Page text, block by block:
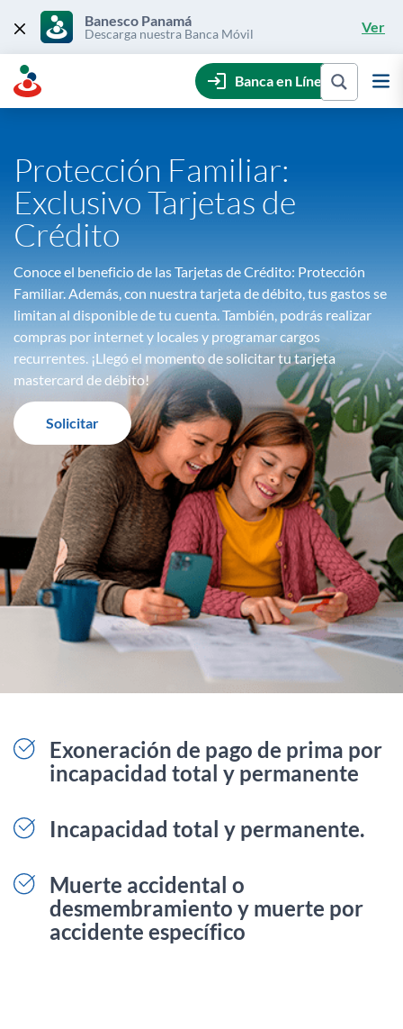
content
Banesco Panamá
Descarga nuestra Banca Móvil Ver
Banca en Línea
Protección Familiar:
Exclusivo Tarjetas de
Crédito
Conoce el beneficio de las Tarjetas de Crédito: Protección
Familiar. Además, con nuestra tarjeta de débito, tus gastos se
limitan al disponible de tu cuenta. También, podrás realizar
compras por internet y locales y programar cargos
recurrentes. ¡Llegó el momento de solicitar tu tarjeta
mastercard de débito!
Solicitar
Exoneración de pago de prima por
incapacidad total y permanente
Incapacidad total y permanente.
Muerte accidental o
desmembramiento y muerte por
accidente específico